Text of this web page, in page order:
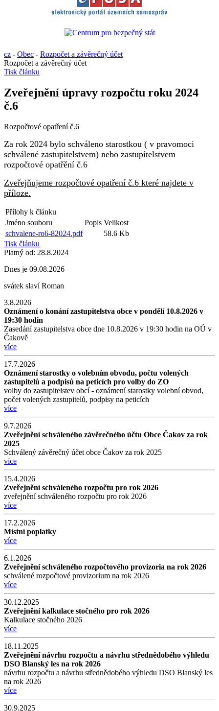
cz - Obec - Rozpočet a závěrečný účet
Rozpočet a závěrečný účet
Tisk článku
Zveřejnění úpravy rozpočtu roku 2024
č.6
Rozpočtové opatření č.6
Za rok 2024 bylo schváleno starostkou ( v pravomoci
schválené zastupitelstvem) nebo zastupitelstvem
rozpočtové opatřění č.6
Zveřejňujeme rozpočtové opatření č.6 které najdete v
příloze.
Přílohy k článku
Jméno souboru
Popis Velikost
schvalene-ro6-82024.pdf
58.6 Kb
Tisk článku
Platný od: 28.8.2024
Dnes je 09.08.2026
svátek slavíRoman
3.8.2026
Oznámení o konání zastupitelstva obce v pondělí 10.8.2026 v
19:30 hodin
Zasedání zastupitelstva obce dne 10.8.2026 v 19:30 hodin na OÚ v
Čakově
více
17.7.2026
Oznámení starostky o volebním obvodu, počtu volených
zastupitelů a podpisů na peticích pro volby do ZO
volby do zastupitelstev obcí - oznámení starostky volební obvod,
počet volených zastupitelů, podpisy na peticích
více
9.7.2026
Zveřejnění schváleného závěrečného účtu Obce Čakov za rok
2025
Schválený závěrečný účet obce Čakov za rok 2025
více
15.4.2026
Zveřejnění schváleného rozpočtu pro rok 2026
zveřejnění schváleného rozpočtu pro rok 2026
více
17.2.2026
Místní poplatky
více
6.1.2026
Zveřejnění schváleného rozpočtového provizoria na rok 2026
schválené rozpočtové provizorium na rok 2026
více
30.12.2025
Zveřejnění kalkulace stočného pro rok 2026
Kalkulace stočného 2026
více
18.11.2025
Zveřejnění návrhu rozpočtu a návrhu střednědobého výhledu
DSO Blanský les na rok 2026
návrhu rozpočtu a návrhu střednědobého výhledu DSO Blanský les
na rok 2026
více
30.9.2025